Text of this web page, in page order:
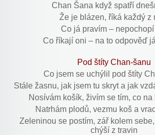
Chan Šana když spatří
Že je blázen, říká každý z
Co já pravím –
Co říkají oni – na to odpověď
Pod štíty Chan-šanu
Co jsem se uchýlil pod štíty
Stále žasnu, jak jsem tu skryt a jak
Nosívám košík, živím se tím, co na
Natrhám plodů, vezmu koš a
Zeleninou se postím, zář kolem
chýší z travin